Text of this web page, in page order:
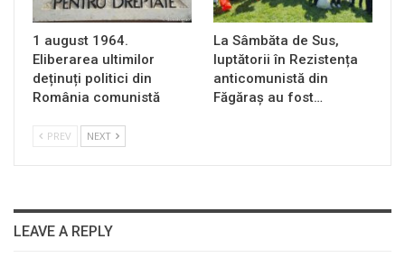
1 august 1964.
Eliberarea ultimilor
deținuți politici din
România comunistă
La Sâmbăta de Sus,
luptătorii în Rezistența
anticomunistă din
Făgăraș au fost…
PREV NEXT
LEAVE A REPLY